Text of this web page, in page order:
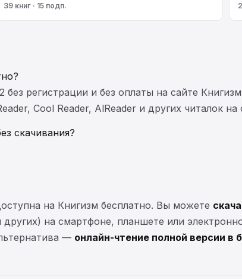
39 книг · 15 подп.
регистрации и без оплаты на сайте
Cool Reader, AlReader и других читалок
скачивания?
на Книгизм бесплатно. Вы можете
на смартфоне, планшете или
— онлайн-чтение полной версии в